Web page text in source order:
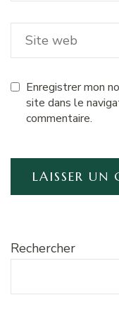
Enregistrer mon
site dans le
commentaire.
Rechercher